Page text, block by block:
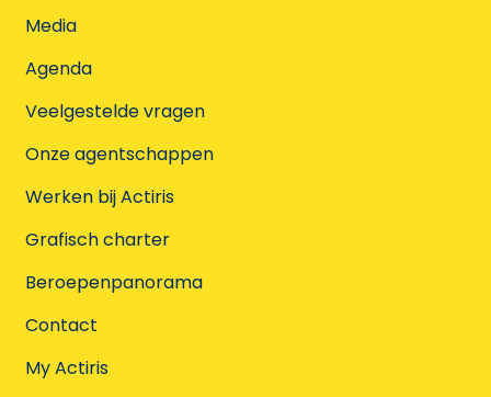
Media
Agenda
Veelgestelde vragen
Onze agentschappen
Werken bij Actiris
Grafisch charter
Beroepenpanorama
Contact
My Actiris